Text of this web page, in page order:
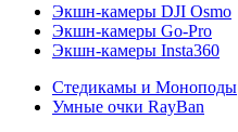
Экшн-камеры DJI Osmo
Экшн-камеры Go-Pro
Экшн-камеры Insta360
Стедикамы и Моноподы
Умные очки RayBan